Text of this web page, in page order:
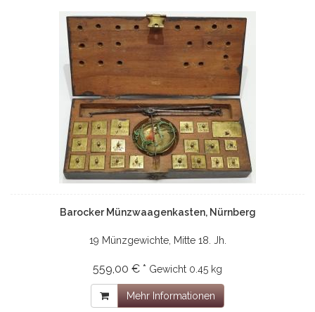
Barocker Münzwaagenkasten, Nürnberg
19 Münzgewichte, Mitte 18. Jh.
559,00 € * Gewicht 0.45 kg
Mehr Informationen